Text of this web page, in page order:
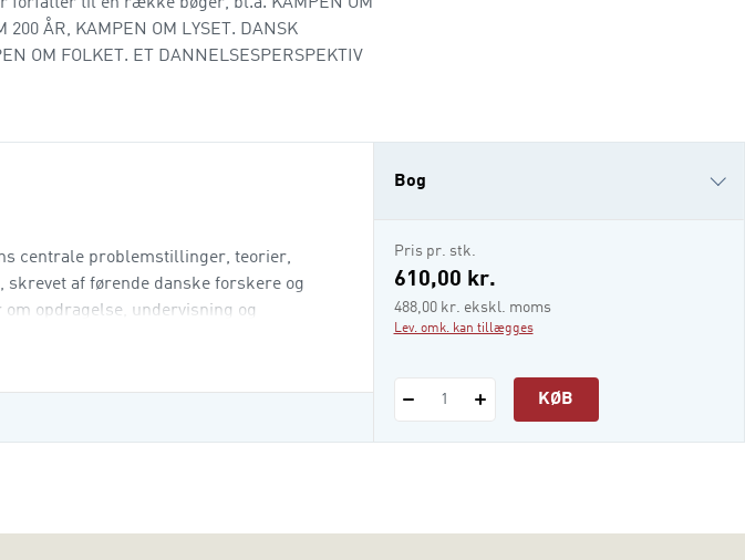
ÅR, KAMPEN OM LYSET. DANSK
OM FOLKET. ET DANNELSESPERSPEKTIV
centrale problemstillinger, teorier,
af førende danske forskere og
opdragelse, undervisning og
Bog
i-bog
Pris pr. stk.
610,00 kr.
488,00 kr. ekskl. moms
Lev. omk. kan tillægges
1 KØB